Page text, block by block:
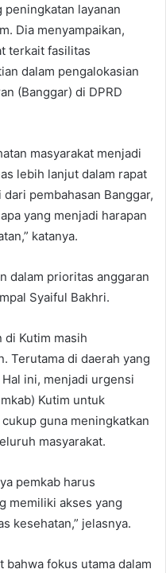
layanan
Dia menyampaikan,
terkait fasilitas
dalam pengalokasian
(Banggar) di DPRD
masyarakat menjadi
lebih lanjut dalam rapat
pembahasan Banggar,
yang menjadi harapan
katanya.
dalam prioritas anggaran
Syaiful Bakhri.
di Kutim masih
Terutama di daerah yang
ini, menjadi urgensi
Kutim untuk
guna meningkatkan
masyarakat.
pemkab harus
memiliki akses yang
kesehatan,” jelasnya.
fokus utama dalam